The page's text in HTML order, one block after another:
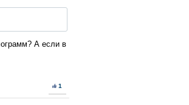
А если в
1